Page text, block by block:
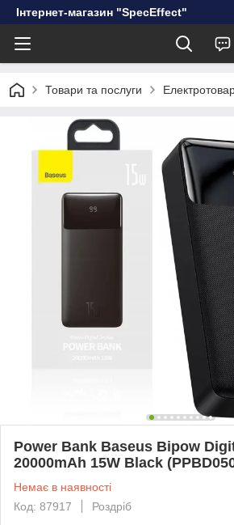
Інтернет-магазин "SpecEffect"
Товари та послуги
Power Bank Baseus Bipow
20000mAh 15W Black
Немає в наявності
Код: 87917
Роздріб